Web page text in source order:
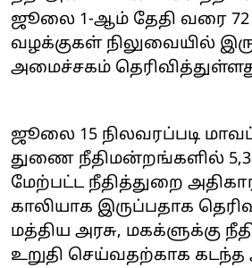
ஜூலை 1-ஆம் தேதி வரை
வழக்குகள் நிலுவையில்
அமைச்சகம்
ஜூலை 15 நிலவரப்படி
துணை நீதிமன்றங்களில்
மேற்பட்ட நீதித்துறை
காலியாக இருப்பதாக
மத்திய அரசு, மகக்ளுக்கு
உறுதி செய்வதற்காக கடந்த